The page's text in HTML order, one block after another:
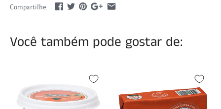
Compartilhe:
Você também pode gostar de: